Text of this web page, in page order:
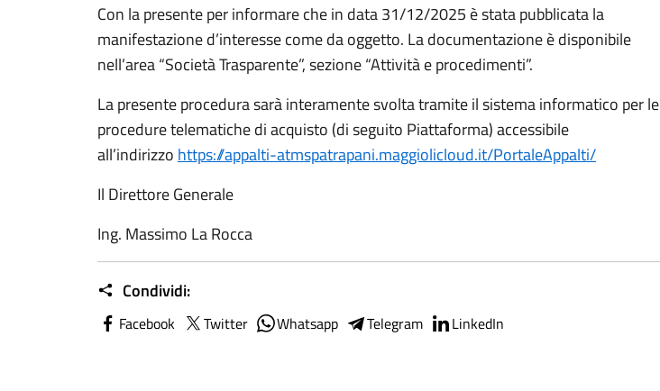
Con la presente per informare che in data 31/12/2025 è stata pubblicata la
manifestazione d’interesse come da oggetto. La documentazione è disponibile
nell’area “Società Trasparente”, sezione “Attività e procedimenti”.
La presente procedura sarà interamente svolta tramite il sistema informatico per le
procedure telematiche di acquisto (di seguito Piattaforma) accessibile
all’indirizzo https://appalti-atmspatrapani.maggiolicloud.it/PortaleAppalti/
Il Direttore Generale
Ing. Massimo La Rocca
Condividi:
Facebook Twitter Whatsapp Telegram LinkedIn